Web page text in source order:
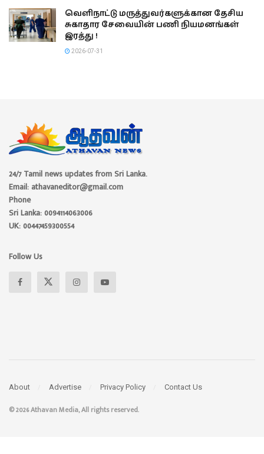
வெளிநாட்டு மருத்துவர்களுக்கான தேசிய
சுகாதார சேவையின் பணி நியமனங்கள்
இரத்து !
2026-07-31
24/7 Tamil news updates from Sri Lanka.
Email: athavaneditor@gmail.com
Phone
Sri Lanka: 0094114063006
UK: 00447459300554
Follow Us
About Advertise Privacy Policy Contact Us
© 2026 Athavan Media, All rights reserved.